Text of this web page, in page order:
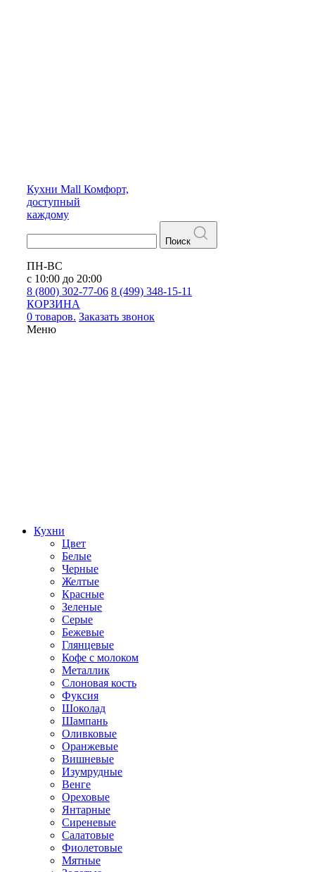
Кухни Mall Комфорт,
доступный
каждому
Поиск
ПН-ВС
с 10:00 до 20:00
8 (800) 302-77-06 8 (499) 348-15-11
КОРЗИНА
0 товаров. Заказать звонок
Меню
Кухни
Цвет
Белые
Черные
Желтые
Красные
Зеленые
Серые
Бежевые
Глянцевые
Кофе с молоком
Металлик
Слоновая кость
Фуксия
Шоколад
Шампань
Оливковые
Оранжевые
Вишневые
Изумрудные
Венге
Ореховые
Янтарные
Сиреневые
Салатовые
Фиолетовые
Мятные